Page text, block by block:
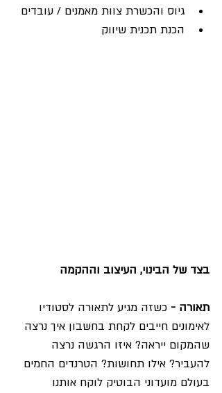
גיוס והכשרת צוות מאמנים / עובדים
הכנת תכנית שיווק
בצד של הבינוי, העיצוב וההקמה
תאורה - כשזה מגיע לתאורה לסטודיו
לאימונים חייבים לקחת בחשבון איך נרצה
שהמקום ייראה? איזו הרגשה נרצה
להעביר? אילו תחושות? הטרנדים החמים
בעולם מועדוני הבוטיק לוקח אותנו